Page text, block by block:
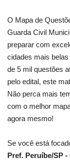
O Mapa de
Guarda Civil
preparar com
cidades mais
de 5 mil questões
pelo edital, este
Não perca mais
com o melhor
agora mesmo!
Se você está
Pref. Peruíbe/SP